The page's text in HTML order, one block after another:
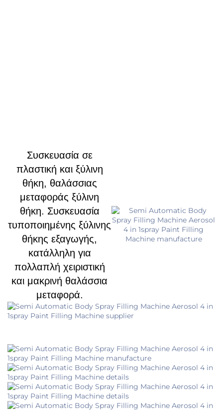
Συσκευασία σε
πλαστική και ξύλινη
θήκη, θαλάσσιας
μεταφοράς ξύλινη
θήκη. Συσκευασία
τυποποιημένης ξύλινης
θήκης εξαγωγής,
κατάλληλη για
πολλαπλή χειριστική
και μακρινή θαλάσσια
μεταφορά.